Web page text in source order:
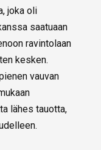
joka oli
saatuaan
ravintolaan
kesken.
vauvan
lähes tauotta,